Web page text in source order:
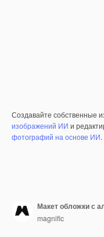
Создавайте собственные
изображений ИИ и
фотографий на основе ИИ.
Макет обложки с
magnific